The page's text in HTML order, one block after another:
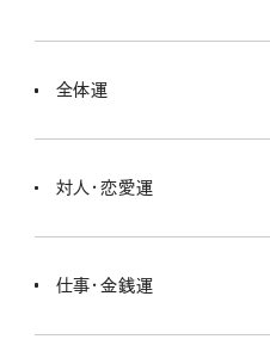
全体運
目が回るよね。そんななかで、怒
対人・恋愛運
になってるなら、何かを見直すべ
仕事・金銭運